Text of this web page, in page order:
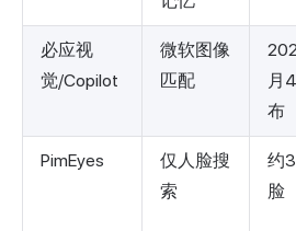
必应视
觉/Copilot
微软图像
匹配
月
布
PimEyes
仅人脸搜
索
约
脸